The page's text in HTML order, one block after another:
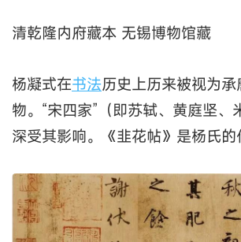
清乾隆内府藏本 无锡博物馆藏
杨凝式在书法历史上历来被视为
物。“宋四家”（即苏轼、黄庭坚、
深受其影响。《韭花帖》是杨氏的